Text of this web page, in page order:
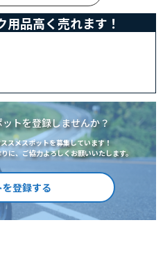
品高く売れます！
トを登録しませんか？
スメスポットを募集しています！
に、ご協力よろしくお願いいたします。
登録する